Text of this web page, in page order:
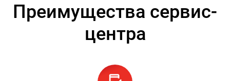
Преимущества сервис-
центра